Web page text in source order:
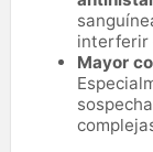
interferir
Mayor